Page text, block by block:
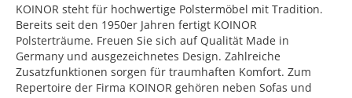
KOINOR steht für hochwertige Polstermöbel mit Tradition.
Bereits seit den 1950er Jahren fertigt KOINOR
Polsterträume. Freuen Sie sich auf Qualität Made in
Germany und ausgezeichnetes Design. Zahlreiche
Zusatzfunktionen sorgen für traumhaften Komfort. Zum
Repertoire der Firma KOINOR gehören neben Sofas und